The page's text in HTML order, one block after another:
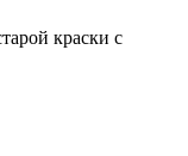
краски с